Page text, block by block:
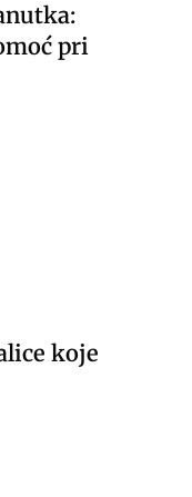
pri
koje